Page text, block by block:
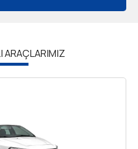
ARAÇLARIMIZ